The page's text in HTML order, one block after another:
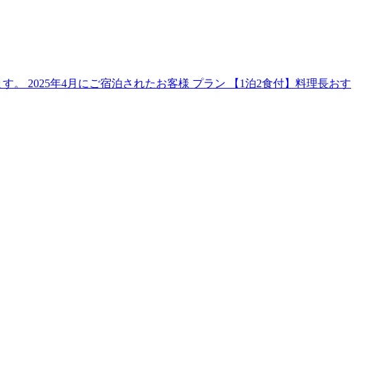
。 2025年4月にご宿泊されたお客様 プラン 【1泊2食付】料理長おす